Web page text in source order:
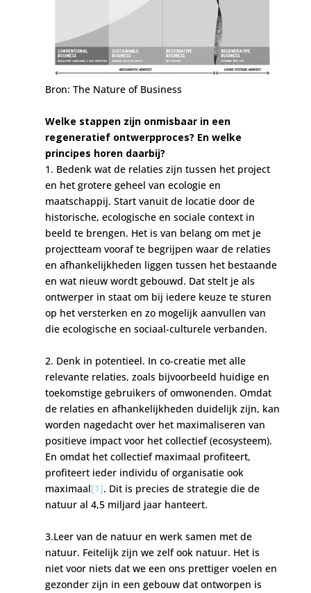
Bron: The Nature of Business
Welke stappen zijn onmisbaar in een
regeneratief ontwerpproces? En welke
principes horen daarbij?
1. Bedenk wat de relaties zijn tussen het project
en het grotere geheel van ecologie en
maatschappij. Start vanuit de locatie door de
historische, ecologische en sociale context in
beeld te brengen. Het is van belang om met je
projectteam vooraf te begrijpen waar de relaties
en afhankelijkheden liggen tussen het bestaande
en wat nieuw wordt gebouwd. Dat stelt je als
ontwerper in staat om bij iedere keuze te sturen
op het versterken en zo mogelijk aanvullen van
die ecologische en sociaal-culturele verbanden.
2. Denk in potentieel. In co-creatie met alle
relevante relaties, zoals bijvoorbeeld huidige en
toekomstige gebruikers of omwonenden. Omdat
de relaties en afhankelijkheden duidelijk zijn, kan
worden nagedacht over het maximaliseren van
positieve impact voor het collectief (ecosysteem).
En omdat het collectief maximaal profiteert,
profiteert ieder individu of organisatie ook
maximaal[1]. Dit is precies de strategie die de
natuur al 4,5 miljard jaar hanteert.
3.Leer van de natuur en werk samen met de
natuur. Feitelijk zijn we zelf ook natuur. Het is
niet voor niets dat we een ons prettiger voelen en
gezonder zijn in een gebouw dat ontworpen is